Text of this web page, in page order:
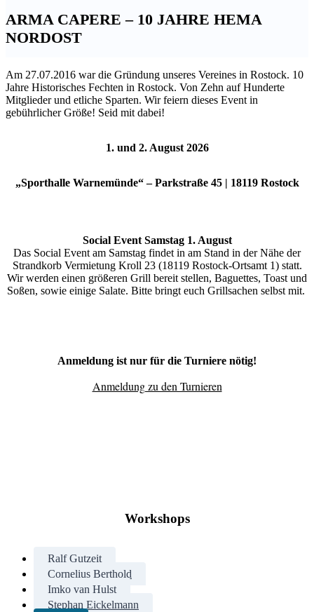
ARMA CAPERE – 10 JAHRE HEMA
NORDOST
Am 27.07.2016 war die Gründung unseres Vereines in Rostock. 10
Jahre Historisches Fechten in Rostock. Von Zehn auf Hunderte
Mitglieder und etliche Sparten. Wir feiern dieses Event in
gebührlicher Größe! Seid mit dabei!
1. und 2. August 2026
„Sporthalle Warnemünde“ – Parkstraße 45 | 18119 Rostock
Social Event Samstag 1. August
Das Social Event am Samstag findet in am Stand in der Nähe der
Strandkorb Vermietung Kroll 23 (18119 Rostock-Ortsamt 1) statt.
Wir werden einen größeren Grill bereit stellen, Baguettes, Toast und
Soßen, sowie einige Salate. Bitte bringt euch Grillsachen selbst mit.
Anmeldung ist nur für die Turniere nötig!
Anmeldung zu den Turnieren
Workshops
Ralf Gutzeit
Cornelius Berthold
Imko van Hulst
Stephan Eickelmann